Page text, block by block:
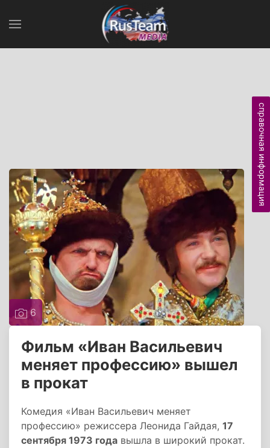
6
Фильм «Иван Васильевич
меняет профессию» вышел
в прокат
Комедия «Иван Васильевич меняет
профессию» режиссера Леонида Гайдая, 17
сентября 1973 года вышла в широкий прокат.
справочная информация